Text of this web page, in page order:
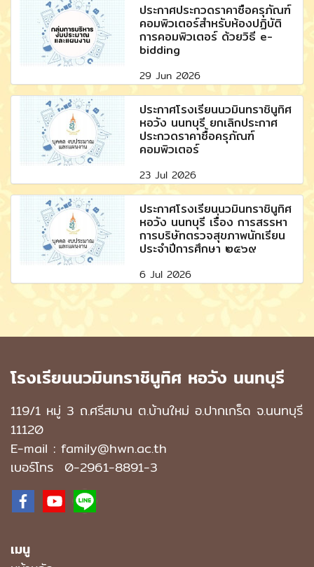
ประกาศประกวดราคาซื้อครุภัณฑ์
คอมพิวเตอร์สำหรับห้องปฏิบัติ
การคอมพิวเตอร์ ด้วยวิธี e-
bidding
29 Jun 2026
ประกาศโรงเรียนนวมินทราชินูทิศ
หอวัง นนทบุรี ยกเลิกประกาศ
ประกวดราคาซื้อครุภัณฑ์
คอมพิวเตอร์
23 Jul 2026
ประกาศโรงเรียนนวมินทราชินูทิศ
หอวัง นนทบุรี เรื่อง การสรรหา
การบริษัทตรวจสุขภาพนักเรียน
ประจำปีการศึกษา ๒๕๖๙
6 Jul 2026
โรงเรียนนวมินทราชินูทิศ หอวัง นนทบุรี
119/1 หมู่ 3 ถ.ศรีสมาน ต.บ้านใหม่ อ.ปากเกร็ด จ.นนทบุรี
11120
E-mail : family@hwn.ac.th
เบอร์โทร 0-2961-8891-3
เมนู